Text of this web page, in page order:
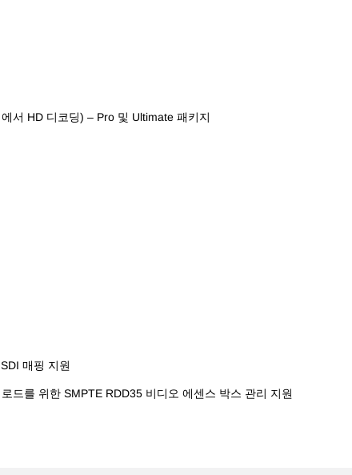
서 HD 디코딩) – Pro 및 Ultimate 패키지
매핑 지원
드를 위한 SMPTE RDD35 비디오 에센스 박스 관리 지원